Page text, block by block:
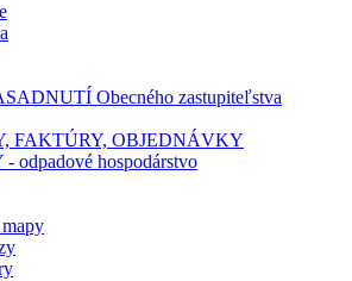
Obecného zastupiteľstva
FAKTÚRY, OBJEDNÁVKY
odpadové hospodárstvo